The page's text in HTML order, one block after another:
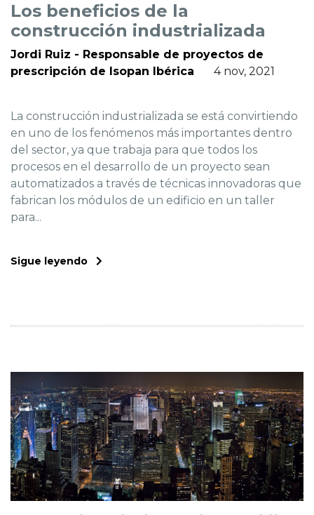
Los beneficios de la
construcción industrializada
Jordi Ruiz - Responsable de proyectos de
prescripción de Isopan Ibérica
4 nov, 2021
La construcción industrializada se está convirtiendo
en uno de los fenómenos más importantes dentro
del sector, ya que trabaja para que todos los
procesos en el desarrollo de un proyecto sean
automatizados a través de técnicas innovadoras que
fabrican los módulos de un edificio en un taller
para...
Sigue leyendo